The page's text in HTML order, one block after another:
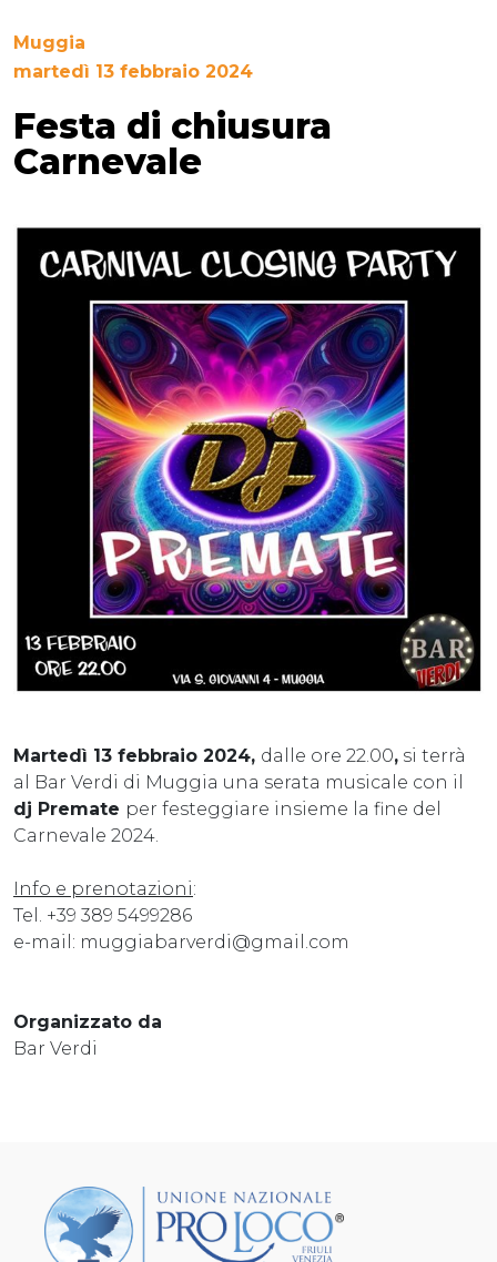
Muggia
martedì 13 febbraio 2024
Festa di chiusura
Carnevale
Martedì 13 febbraio 2024, dalle ore 22.00, si terrà
al Bar Verdi di Muggia una serata musicale con il
dj Premate per festeggiare insieme la fine del
Carnevale 2024.
Info e prenotazioni:
Tel. +39 389 5499286
e-mail: muggiabarverdi@gmail.com
Organizzato da
Bar Verdi